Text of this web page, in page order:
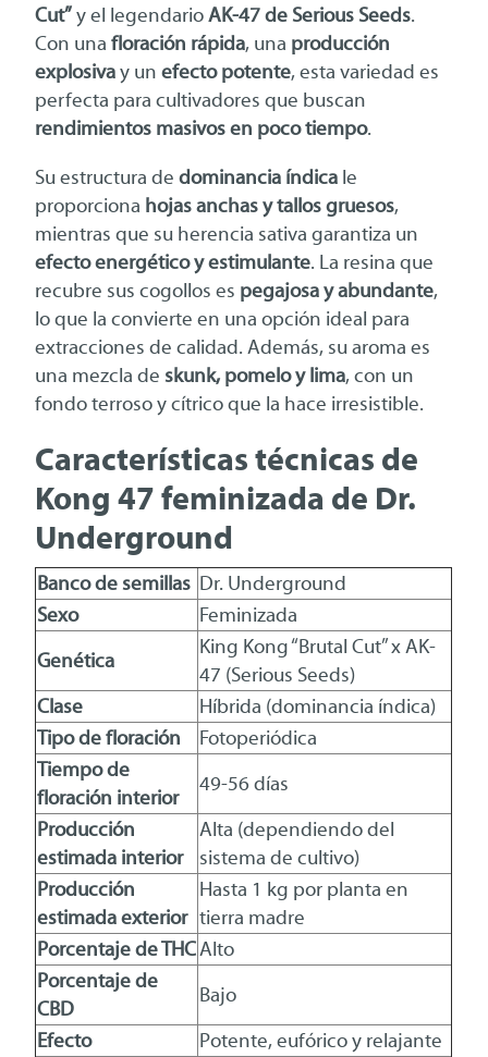
Cut”y el legendarioAK-47 de Serious Seeds.
Con unafloración rápida, una producción
explosivay unefecto potente, esta variedad es
perfecta para cultivadores que buscan
rendimientos masivos en poco tiempo.
Su estructura dedominancia índica le
proporciona hojas anchas y tallos gruesos,
mientras que su herencia sativa garantiza un
efecto energético y estimulante. La resina que
recubre sus cogollos es pegajosa y abundante,
lo que la convierte en una opción ideal para
extracciones de calidad. Además, su aroma es
una mezcla de skunk, pomelo y lima, con un
fondo terroso y cítrico que la hace irresistible.
Características técnicas de
Kong 47 feminizada de Dr.
Underground
Banco de semillas Dr. Underground
Sexo
Feminizada
Genética
King Kong “Brutal Cut” x AK-
47 (Serious Seeds)
Clase
Híbrida (dominancia índica)
Tipo de floración
Fotoperiódica
Tiempo de
floración interior
49-56 días
Producción
estimada interior
Alta (dependiendo del
sistema de cultivo)
Producción
estimada exterior
Hasta 1 kg por planta en
tierra madre
Porcentaje de THCAlto
Porcentaje de
CBD
Bajo
Efecto
Potente, eufórico y relajante